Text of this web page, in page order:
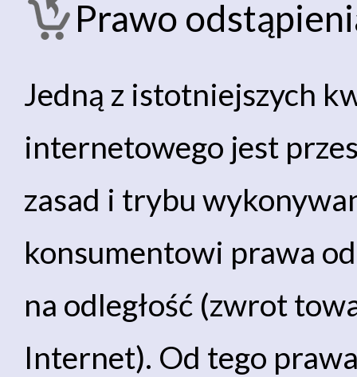
Prawo
Jedną z istotniejszych
internetowego jest
zasad i trybu
konsumentowi prawa
na odległość (zwrot
Internet). Od tego